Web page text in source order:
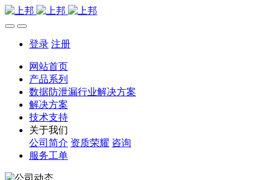
登录 注册
网站首页
产品系列
数据防泄漏行业解决方案
解决方案
技术支持
关于我们
公司简介 资质荣耀 咨询
服务工单